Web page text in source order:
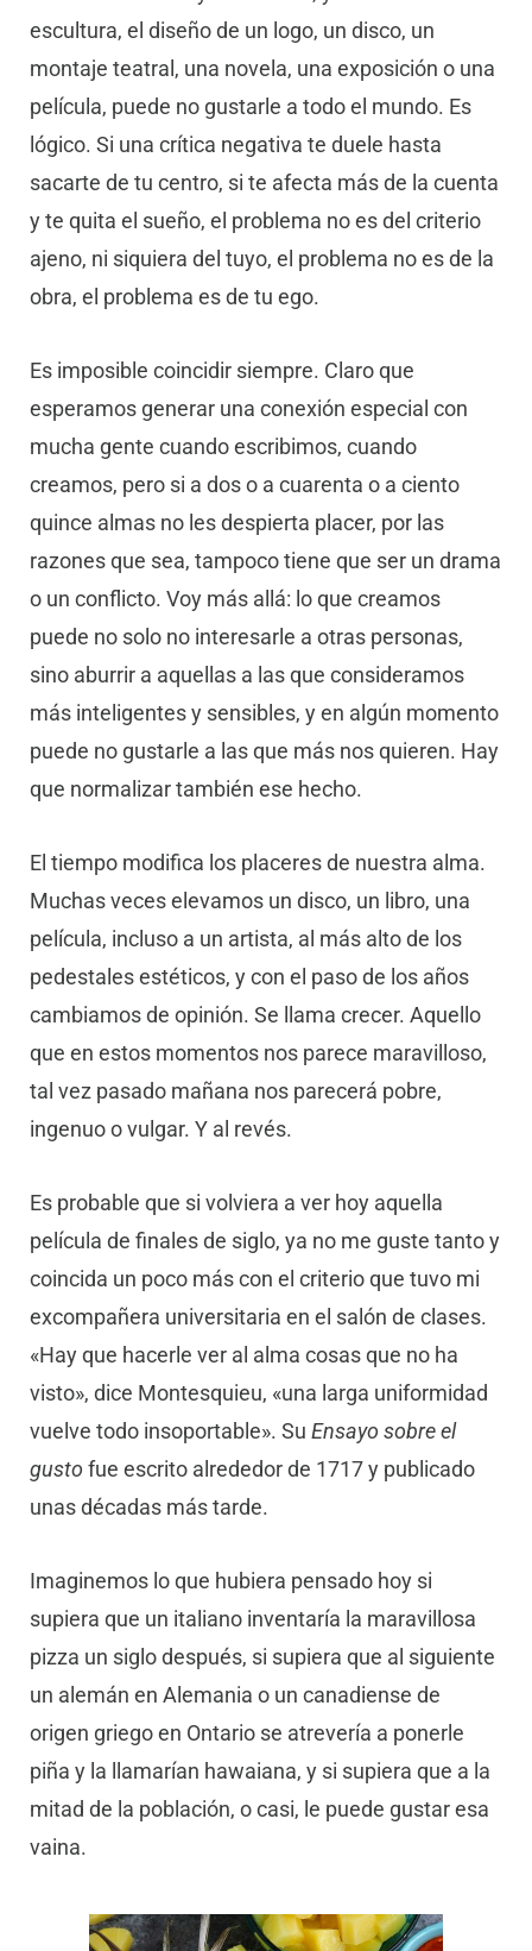
escultura, el diseño de un logo, un disco, un
montaje teatral, una novela, una exposición o una
película, puede no gustarle a todo el mundo. Es
lógico. Si una crítica negativa te duele hasta
sacarte de tu centro, si te afecta más de la cuenta
y te quita el sueño, el problema no es del criterio
ajeno, ni siquiera del tuyo, el problema no es de la
obra, el problema es de tu ego.
Es imposible coincidir siempre. Claro que
esperamos generar una conexión especial con
mucha gente cuando escribimos, cuando
creamos, pero si a dos o a cuarenta o a ciento
quince almas no les despierta placer, por las
razones que sea, tampoco tiene que ser un drama
o un conflicto. Voy más allá: lo que creamos
puede no solo no interesarle a otras personas,
sino aburrir a aquellas a las que consideramos
más inteligentes y sensibles, y en algún momento
puede no gustarle a las que más nos quieren. Hay
que normalizar también ese hecho.
El tiempo modifica los placeres de nuestra alma.
Muchas veces elevamos un disco, un libro, una
película, incluso a un artista, al más alto de los
pedestales estéticos, y con el paso de los años
cambiamos de opinión. Se llama crecer. Aquello
que en estos momentos nos parece maravilloso,
tal vez pasado mañana nos parecerá pobre,
ingenuo o vulgar. Y al revés.
Es probable que si volviera a ver hoy aquella
película de finales de siglo, ya no me guste tanto y
coincida un poco más con el criterio que tuvo mi
excompañera universitaria en el salón de clases.
«Hay que hacerle ver al alma cosas que no ha
visto», dice Montesquieu, «una larga uniformidad
vuelve todo insoportable». Su Ensayo sobre el
gusto fue escrito alrededor de 1717 y publicado
unas décadas más tarde.
Imaginemos lo que hubiera pensado hoy si
supiera que un italiano inventaría la maravillosa
pizza un siglo después, si supiera que al siguiente
un alemán en Alemania o un canadiense de
origen griego en Ontario se atrevería a ponerle
piña y la llamarían hawaiana, y si supiera que a la
mitad de la población, o casi, le puede gustar esa
vaina.